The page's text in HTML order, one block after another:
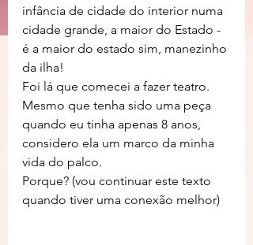
infância de cidade do interior numa
cidade grande, a maior do Estado -
é a maior do estado sim, manezinho
da ilha!
Foi lá que comecei a fazer teatro.
Mesmo que tenha sido uma peça
quando eu tinha apenas 8 anos,
considero ela um marco da minha
vida do palco.
Porque? (vou continuar este texto
quando tiver uma conexão melhor)